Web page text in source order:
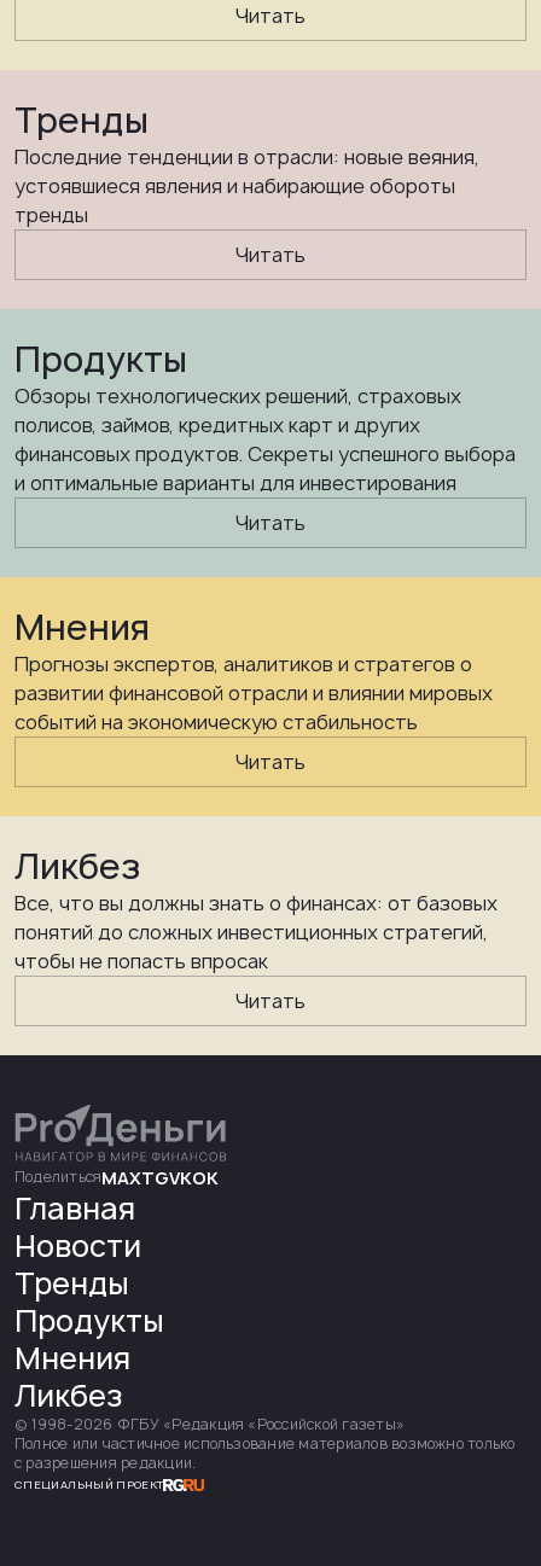
Читать
Тренды
Последние тенденции в отрасли: новые веяния,
устоявшиеся явления и набирающие обороты
тренды
Читать
Продукты
Обзоры технологических решений, страховых
полисов, займов, кредитных карт и других
финансовых продуктов. Секреты успешного выбора
и оптимальные варианты для инвестирования
Читать
Мнения
Прогнозы экспертов, аналитиков и стратегов о
развитии финансовой отрасли и влиянии мировых
событий на экономическую стабильность
Читать
Ликбез
Все, что вы должны знать о финансах: от базовых
понятий до сложных инвестиционных стратегий,
чтобы не попасть впросак
Читать
ПоделитьсяMAXTGVKOK
Главная
Новости
Тренды
Продукты
Мнения
Ликбез
© 1998-2026 ФГБУ «Редакция «Российской газеты»
Полное или частичное использование материалов возможно только
с разрешения редакции.
СПЕЦИАЛЬНЫЙ ПРОЕКТ